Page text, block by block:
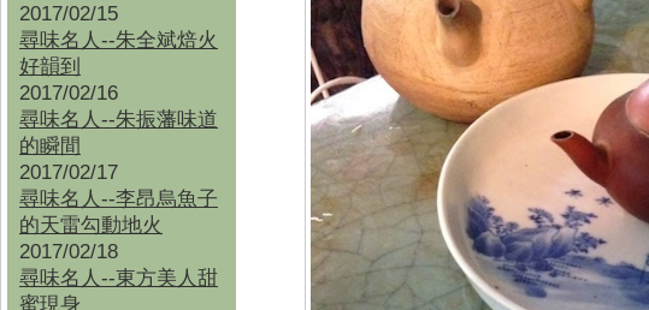
2017/02/15
尋味名人--朱全斌焙火
好韻到
2017/02/16
尋味名人--朱振藩味道
的瞬間
2017/02/17
尋味名人--李昂烏魚子
的天雷勾動地火
2017/02/18
尋味名人--東方美人甜
蜜現身